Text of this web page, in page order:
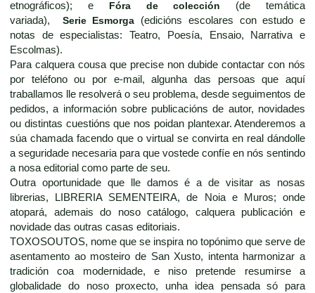
etnográficos); e Fóra de colección (de temática
variada), Serie Esmorga (edicións escolares con estudo e
notas de especialistas: Teatro, Poesía, Ensaio, Narrativa e
Escolmas).
Para calquera cousa que precise non dubide contactar con nós
por teléfono ou por e-mail, algunha das persoas que aquí
traballamos lle resolverá o seu problema, desde seguimentos de
pedidos, a información sobre publicacións de autor, novidades
ou distintas cuestións que nos poidan plantexar. Atenderemos a
súa chamada facendo que o virtual se convirta en real dándolle
a seguridade necesaria para que vostede confíe en nós sentindo
a nosa editorial como parte de seu.
Outra oportunidade que lle damos é a de visitar as nosas
librerias, LIBRERIA SEMENTEIRA, de Noia e Muros; onde
atopará, ademais do noso catálogo, calquera publicación e
novidade das outras casas editoriais.
TOXOSOUTOS, nome que se inspira no topónimo que serve de
asentamento ao mosteiro de San Xusto, intenta harmonizar a
tradición coa modernidade, e niso pretende resumirse a
globalidade do noso proxecto, unha idea pensada só para